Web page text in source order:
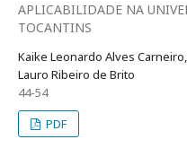
APLICABILIDADE NA
TOCANTINS
Kaike Leonardo Alves
Lauro Ribeiro de Brito
44-54
PDF